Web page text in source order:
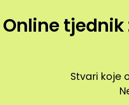
Online
Stvari koje